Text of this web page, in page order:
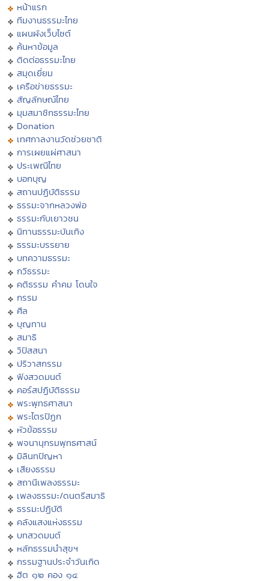
หน้าแรก
ทีมงานธรรมะไทย
แผนผังเว็บไซต์
ค้นหาข้อมูล
ติดต่อธรรมะไทย
สมุดเยี่ยม
เครือข่ายธรรมะ
สัญลักษณ์ไทย
มุมสมาชิกธรรมะไทย
Donation
เทศกาลงานวัดช่วยชาติ
การเผยแผ่ศาสนา
ประเพณีไทย
บอกบุญ
สถานปฏิบัติธรรม
ธรรมะจากหลวงพ่อ
ธรรมะกับเยาวชน
นิทานธรรมะบันเทิง
ธรรมะบรรยาย
บทความธรรมะ
กวีธรรมะ
คติธรรม คำคม โดนใจ
กรรม
ศีล
บุญทาน
สมาธิ
วิปัสสนา
ปริวาสกรรม
ฟังสวดมนต์
คอร์สปฏิบัติธรรม
พระพุทธศาสนา
พระไตรปิฏก
หัวข้อธรรม
พจนานุกรมพุทธศาสน์
มิลินทปัญหา
เสียงธรรม
สถานีเพลงธรรมะ
เพลงธรรมะ/ดนตรีสมาธิ
ธรรมะปฏิบัติ
คลังแสงแห่งธรรม
บทสวดมนต์
หลักธรรมนำสุขฯ
กรรมฐานประจำวันเกิด
ฮีต ๑๒ คอง ๑๔